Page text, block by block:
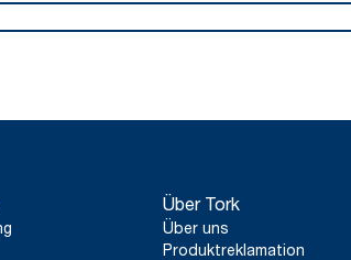
Über Tork
Über uns
Produktreklamation